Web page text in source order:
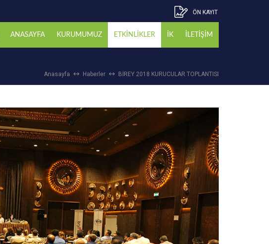
ÖN KAYIT
ANASAYFA KURUMUMUZ ETKİNLİKLER İK İLETİŞİM
Anasayfa Haberler BİREY 2018 KURUCULAR TOPLANTISI